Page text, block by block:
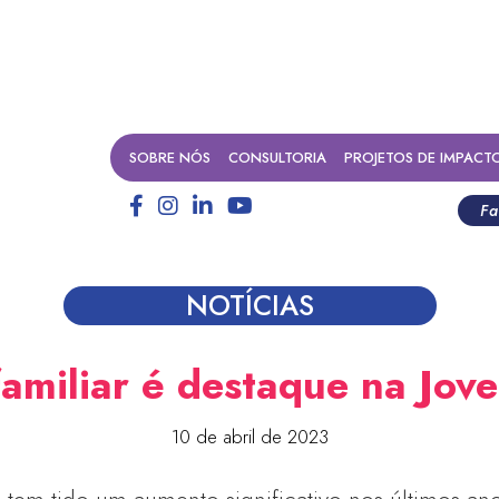
SOBRE NÓS CONSULTORIA PROJETOS DE
NOTÍCIAS
é destaque na
10 de abril de 2023